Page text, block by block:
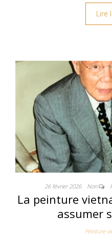
Lire
26 février 2026 Non
La peinture
assumer
Peinture